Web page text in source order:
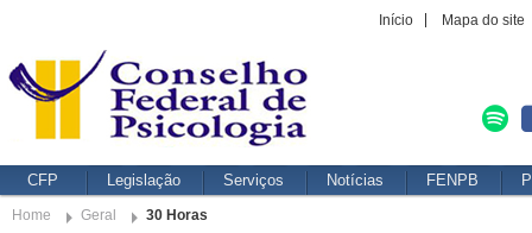
Início Mapa do site
CFP Legislação Serviços Notícias FENPB
Home Geral 30 Horas